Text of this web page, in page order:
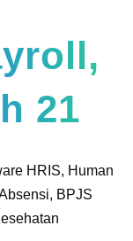
21
HRIS, Human
BPJS